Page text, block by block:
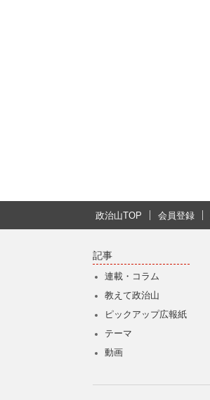
政治山TOP 会員登録
記事
連載・コラム
教えて政治山
ピックアップ広報紙
テーマ
動画